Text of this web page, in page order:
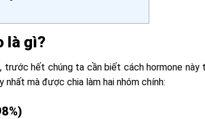
là gì?
hết chúng ta cần biết cách hormone
mà được chia làm hai nhóm chính: